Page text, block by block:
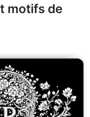
motifs de